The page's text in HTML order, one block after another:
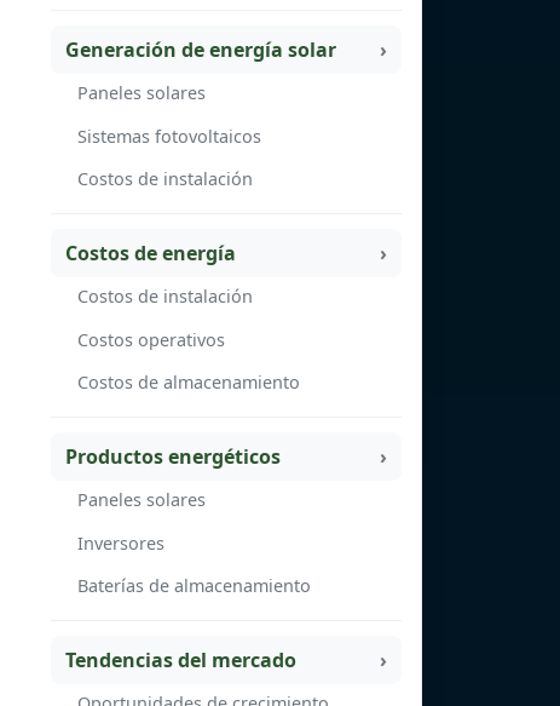
Generación de energía solar
Paneles solares
Sistemas fotovoltaicos
Costos de instalación
Costos de energía
Costos de instalación
Costos operativos
Costos de almacenamiento
Productos energéticos
Paneles solares
Inversores
Baterías de almacenamiento
Tendencias del mercado